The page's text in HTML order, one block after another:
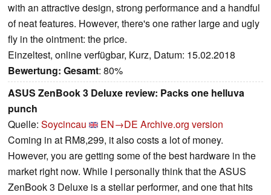
with an attractive design, strong performance and a handful
of neat features. However, there's one rather large and ugly
fly in the ointment: the price.
Einzeltest, online verfügbar, Kurz, Datum: 15.02.2018
Bewertung: Gesamt: 80%
ASUS ZenBook 3 Deluxe review: Packs one helluva
punch
Quelle: Soycincau EN→DE Archive.org version
Coming in at RM8,299, it also costs a lot of money.
However, you are getting some of the best hardware in the
market right now. While I personally think that the ASUS
ZenBook 3 Deluxe is a stellar performer, and one that hits